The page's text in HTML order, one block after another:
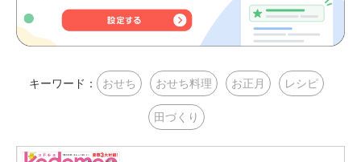
キーワード： おせち おせち料理 お正月 レシピ
田づくり